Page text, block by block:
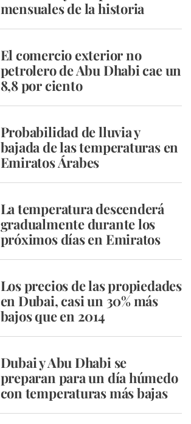
mensuales de la historia
El comercio exterior no
petrolero de Abu Dhabi cae un
8,8 por ciento
Probabilidad de lluvia y
bajada de las temperaturas en
Emiratos Árabes
La temperatura descenderá
gradualmente durante los
próximos días en Emiratos
Los precios de las propiedades
en Dubai, casi un 30% más
bajos que en 2014
Dubai y Abu Dhabi se
preparan para un día húmedo
con temperaturas más bajas